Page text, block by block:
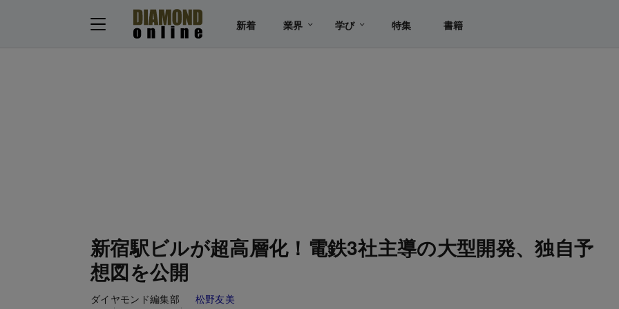
新着 業界 学び 特集 書籍
新宿駅ビルが超高層化！電鉄3社主導の大型開発、独自予
想図を公開
ダイヤモンド編集部 松野友美